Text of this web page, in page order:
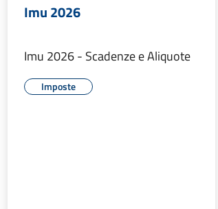
Imu 2026
Imu 2026 - Scadenze e Aliquote
Imposte